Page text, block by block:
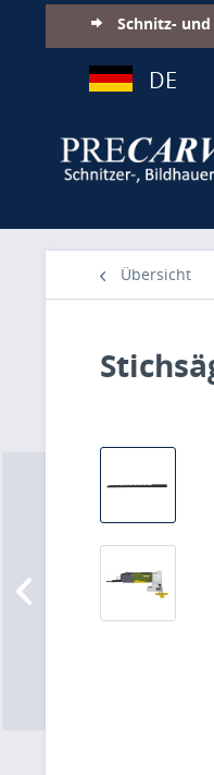
Schnitz-
DE
Übersicht